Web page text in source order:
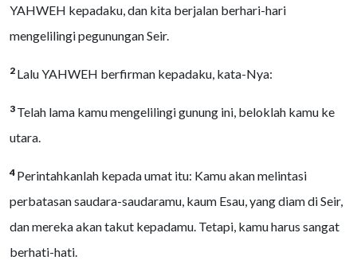
YAHWEH kepadaku, dan kita berjalan berhari-hari
mengelilingi pegunungan Seir.
2 Lalu YAHWEH berfirman kepadaku, kata-Nya:
3 Telah lama kamu mengelilingi gunung ini, beloklah kamu ke
utara.
4 Perintahkanlah kepada umat itu: Kamu akan melintasi
perbatasan saudara-saudaramu, kaum Esau, yang diam di Seir,
dan mereka akan takut kepadamu. Tetapi, kamu harus sangat
berhati-hati.